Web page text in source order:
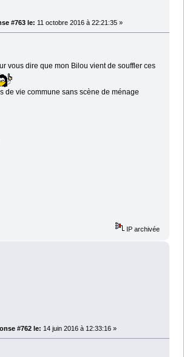
#763 le: 11 octobre 2016 à 22:21:35 »
vous dire que mon Bilou vient de souffler ces
de vie commune sans scène de ménage
IP archivée
#762 le: 14 juin 2016 à 12:33:16 »